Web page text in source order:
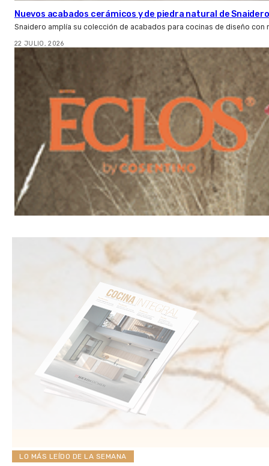
Nuevos acabados cerámicos y de piedra natural de Snaidero
Snaidero amplía su colección de acabados para cocinas de diseño
22 JULIO, 2026
LO MÁS LEÍDO DE LA SEMANA